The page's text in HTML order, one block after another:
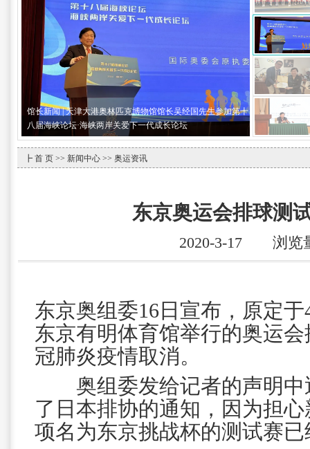
馆长新闻 | 天津大港奥林匹克博物馆馆长吴经国先生参加第十
八届海峡论坛·海峡两岸关爱下一代成长论坛
┣ 首 页 >> 新闻中心 >> 奥运资讯
东京奥运会排球测
2020-3-17 浏览
东京奥组委16日宣布，原定
东京有明体育馆举行的奥运
冠肺炎疫情取消。
奥组委发给记者的声明中
了日本排协的通知，因为担
项名为东京挑战杯的测试赛已